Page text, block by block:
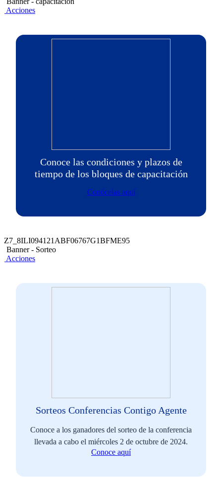
Acciones
Conoce las condiciones y plazos de
tiempo de los bloques de capacitación
Conócelas aquí
Z7_8ILI094121ABF06767G1BFME95
Banner - Sorteo
Acciones
Sorteos Conferencias Contigo Agente
Conoce a los ganadores del sorteo de la conferencia
llevada a cabo el miércoles 2 de octubre de 2024.
Conoce aquí